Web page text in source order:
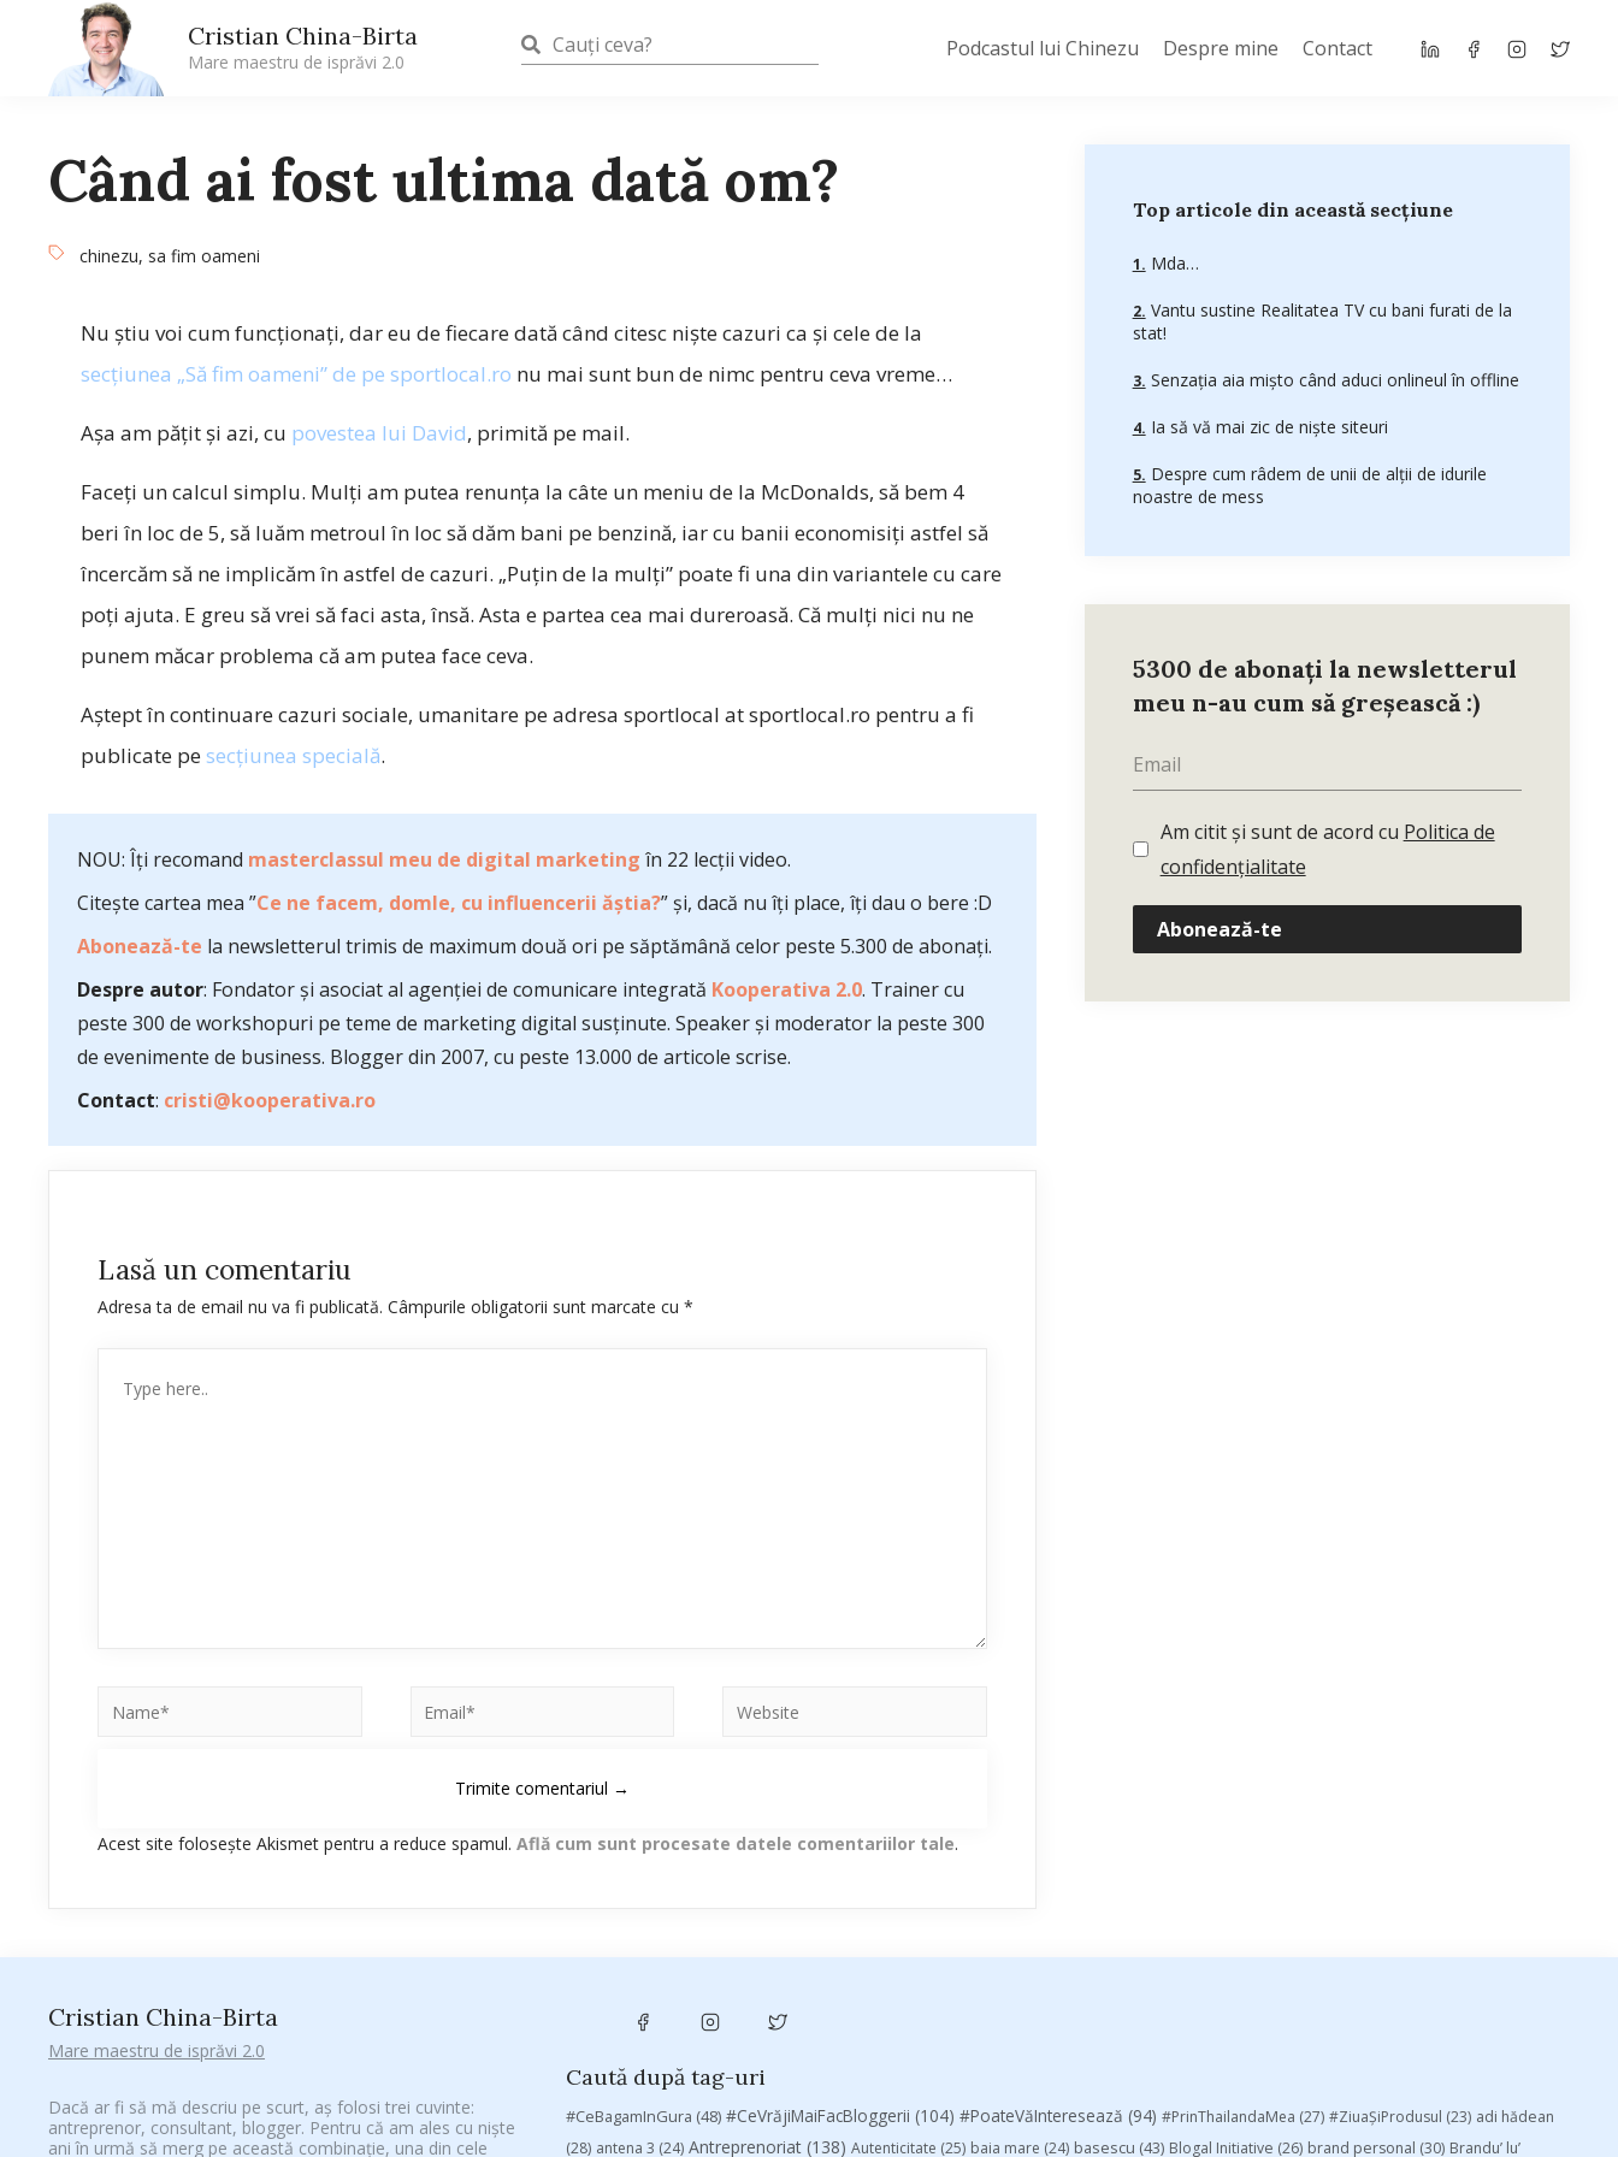
Cristian China-Birta
Mare maestru de isprăvi 2.0
Podcastul lui Chinezu Despre mine Contact
Când ai fost ultima dată om?
chinezu, sa fim oameni
Nu ştiu voi cum funcţionaţi, dar eu de fiecare dată când citesc nişte cazuri ca şi cele de la
secţiunea „Să fim oameni” de pe sportlocal.ro nu mai sunt bun de nimc pentru ceva vreme…
Aşa am păţit şi azi, cu povestea lui David, primită pe mail.
Faceţi un calcul simplu. Mulţi am putea renunţa la câte un meniu de la McDonalds, să bem 4
beri în loc de 5, să luăm metroul în loc să dăm bani pe benzină, iar cu banii economisiţi astfel să
încercăm să ne implicăm în astfel de cazuri. „Puţin de la mulţi” poate fi una din variantele cu care
poţi ajuta. E greu să vrei să faci asta, însă. Asta e partea cea mai dureroasă. Că mulţi nici nu ne
punem măcar problema că am putea face ceva.
Aştept în continuare cazuri sociale, umanitare pe adresa sportlocal at sportlocal.ro pentru a fi
publicate pe secţiunea specială.
NOU: Îți recomand masterclassul meu de digital marketing în 22 lecții video.
Citește cartea mea ”Ce ne facem, domle, cu influencerii ăștia?” și, dacă nu îți place, îți dau o bere :D
Abonează-te la newsletterul trimis de maximum două ori pe săptămână celor peste 5.300 de abonați.
Despre autor: Fondator și asociat al agenției de comunicare integrată Kooperativa 2.0. Trainer cu
peste 300 de workshopuri pe teme de marketing digital susținute. Speaker și moderator la peste 300
de evenimente de business. Blogger din 2007, cu peste 13.000 de articole scrise.
Contact: cristi@kooperativa.ro
Lasă un comentariu
Adresa ta de email nu va fi publicată. Câmpurile obligatorii sunt marcate cu *
Acest site folosește Akismet pentru a reduce spamul. Află cum sunt procesate datele comentariilor tale.
Top articole din această secțiune
Mda…
Vantu sustine Realitatea TV cu bani furati de la
stat!
Senzaţia aia mişto când aduci onlineul în offline
Ia să vă mai zic de nişte siteuri
Despre cum râdem de unii de alții de idurile
noastre de mess
5300 de abonați la newsletterul
meu n-au cum să greșească :)
Am citit și sunt de acord cu Politica de
confidențialitate
Abonează-te
Cristian China-Birta
Mare maestru de isprăvi 2.0
Dacă ar fi să mă descriu pe scurt, aș folosi trei cuvinte:
antreprenor, consultant, blogger. Pentru că am ales cu niște
ani în urmă să merg pe această combinație, una din cele
Caută după tag-uri
#CeBagamInGura (48) #CeVrăjiMaiFacBloggerii (104) #PoateVăInteresează (94) #PrinThailandaMea (27) #ZiuaȘiProdusul (23) adi hădean
(28) antena 3 (24) Antreprenoriat (138) Autenticitate (25) baia mare (24) basescu (43) Blogal Initiative (26) brand personal (30) Brandu’ lu’